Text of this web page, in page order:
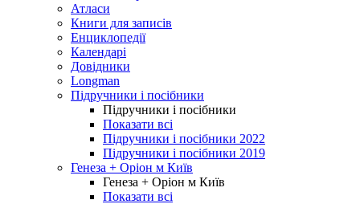
Атласи
Книги для записів
Енциклопедії
Календарі
Довідники
Longman
Підручники і посібники
Підручники і посібники
Показати всі
Підручники і посібники 2022
Підручники і посібники 2019
Генеза + Оріон м Київ
Генеза + Оріон м Київ
Показати всі